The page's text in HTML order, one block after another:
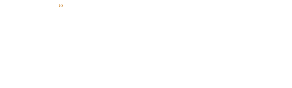
Paginación
Siguiente
››